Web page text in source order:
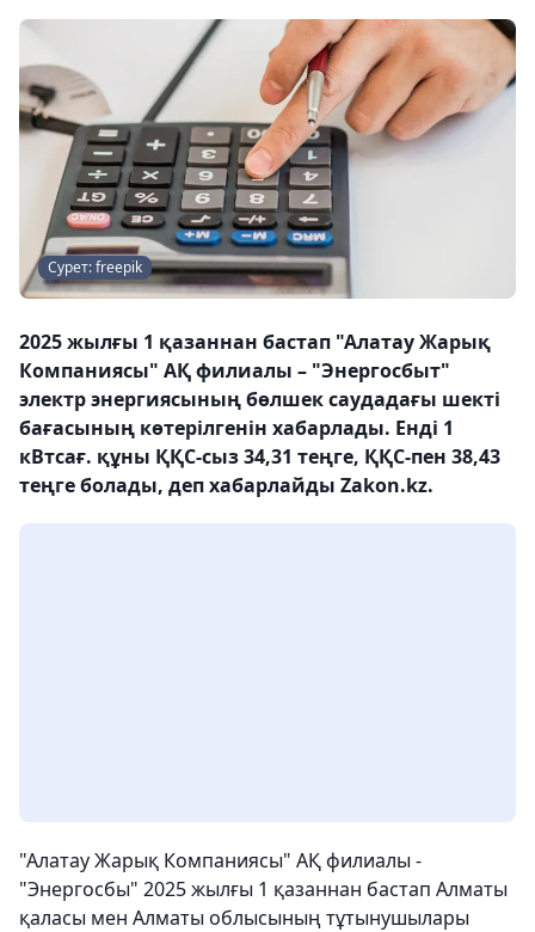
Сурет: freepik
2025 жылғы 1 қазаннан бастап "Алатау Жарық
Компаниясы" АҚ филиалы – "Энергосбыт"
электр энергиясының бөлшек саудадағы шекті
бағасының көтерілгенін хабарлады. Енді 1
кВтсағ. құны ҚҚС-сыз 34,31 теңге, ҚҚС-пен 38,43
теңге болады, деп хабарлайды Zakon.kz.
"Алатау Жарық Компаниясы" АҚ филиалы -
"Энергосбы" 2025 жылғы 1 қазаннан бастап Алматы
қаласы мен Алматы облысының тұтынушылары